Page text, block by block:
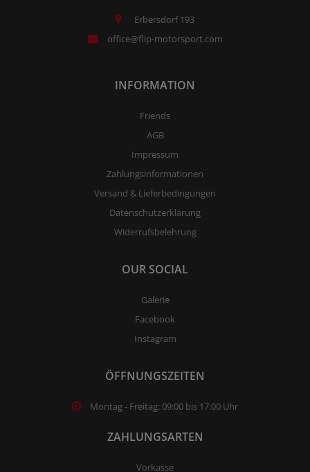
Erbersdorf 193
office@flip-motorsport.com
INFORMATION
Friends
AGB
Impressum
Zahlungsinformationen
Versand & Lieferbedingungen
Datenschutzerklärung
Widerrufsbelehrung
OUR SOCIAL
Galerie
Facebook
Instagram
ÖFFNUNGSZEITEN
Montag - Freitag: 09:00 bis 17:00 Uhr
ZAHLUNGSARTEN
Vorkasse